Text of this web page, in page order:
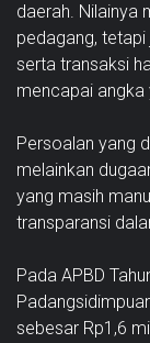
daerah. Nilainya
pedagang, tetapi
serta transaksi
mencapai angka
Persoalan yang
melainkan
yang masih
transparansi
Pada APBD
sebesar Rp1,6